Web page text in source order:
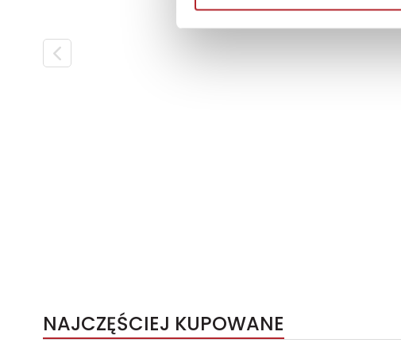
NAJCZĘŚCIEJ KUPOWANE